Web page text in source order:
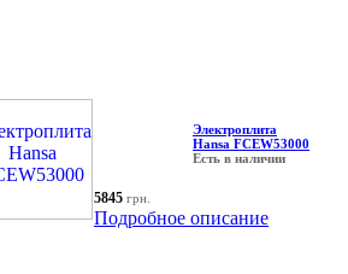
Электроплита
Hansa FCEW53000
Есть в наличии
5845 грн.
Подробное описание